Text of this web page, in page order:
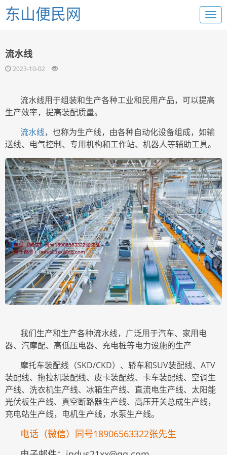
东山便民网
流水线
2023-10-02
流水线用于组装和生产各种工业和民用产品，可以提高
生产效率，提高装配质量。
流水线，也称为生产线，由各种自动化设备组成，如输
送线、电气控制、专用机构和工作站、机器人等辅助工具。
我们生产和生产各种流水线，广泛用于汽车、家用电
器、汽摩配、高低压电器、充电桩等电力设施的生产
摩托车装配线（SKD/CKD）、轿车和SUV装配线、ATV
装配线、拖拉机装配线、皮卡装配线、卡车装配线、空调生
产线、洗衣机生产线、冰箱生产线、直流电生产线、太阳能
光伏板生产线、真空断路器生产线、高压开关总成生产线，
充电站生产线，电机生产线，水泵生产线。
电话（微信）同号18906563322张先生